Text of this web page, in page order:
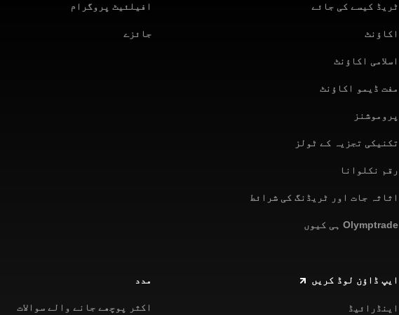
ٹریڈ کیسے کی جائے
اکاؤنٹ
اسلامی اکاؤنٹ
مفت ڈیمو اکاؤنٹ
پروموشنز
تکنیکی تجزیہ کے ٹولز
رقم نکلوانا
اثاثہ جات اور ٹریڈنگ کی شرائط
Olymptrade ہی کیوں
افیلئیٹ پروگرام
جائزے
ایپ ڈاؤن لوڈ کریں
اینڈرائیڈ
مدد
اکثر پوچھے جانے والے سوالات